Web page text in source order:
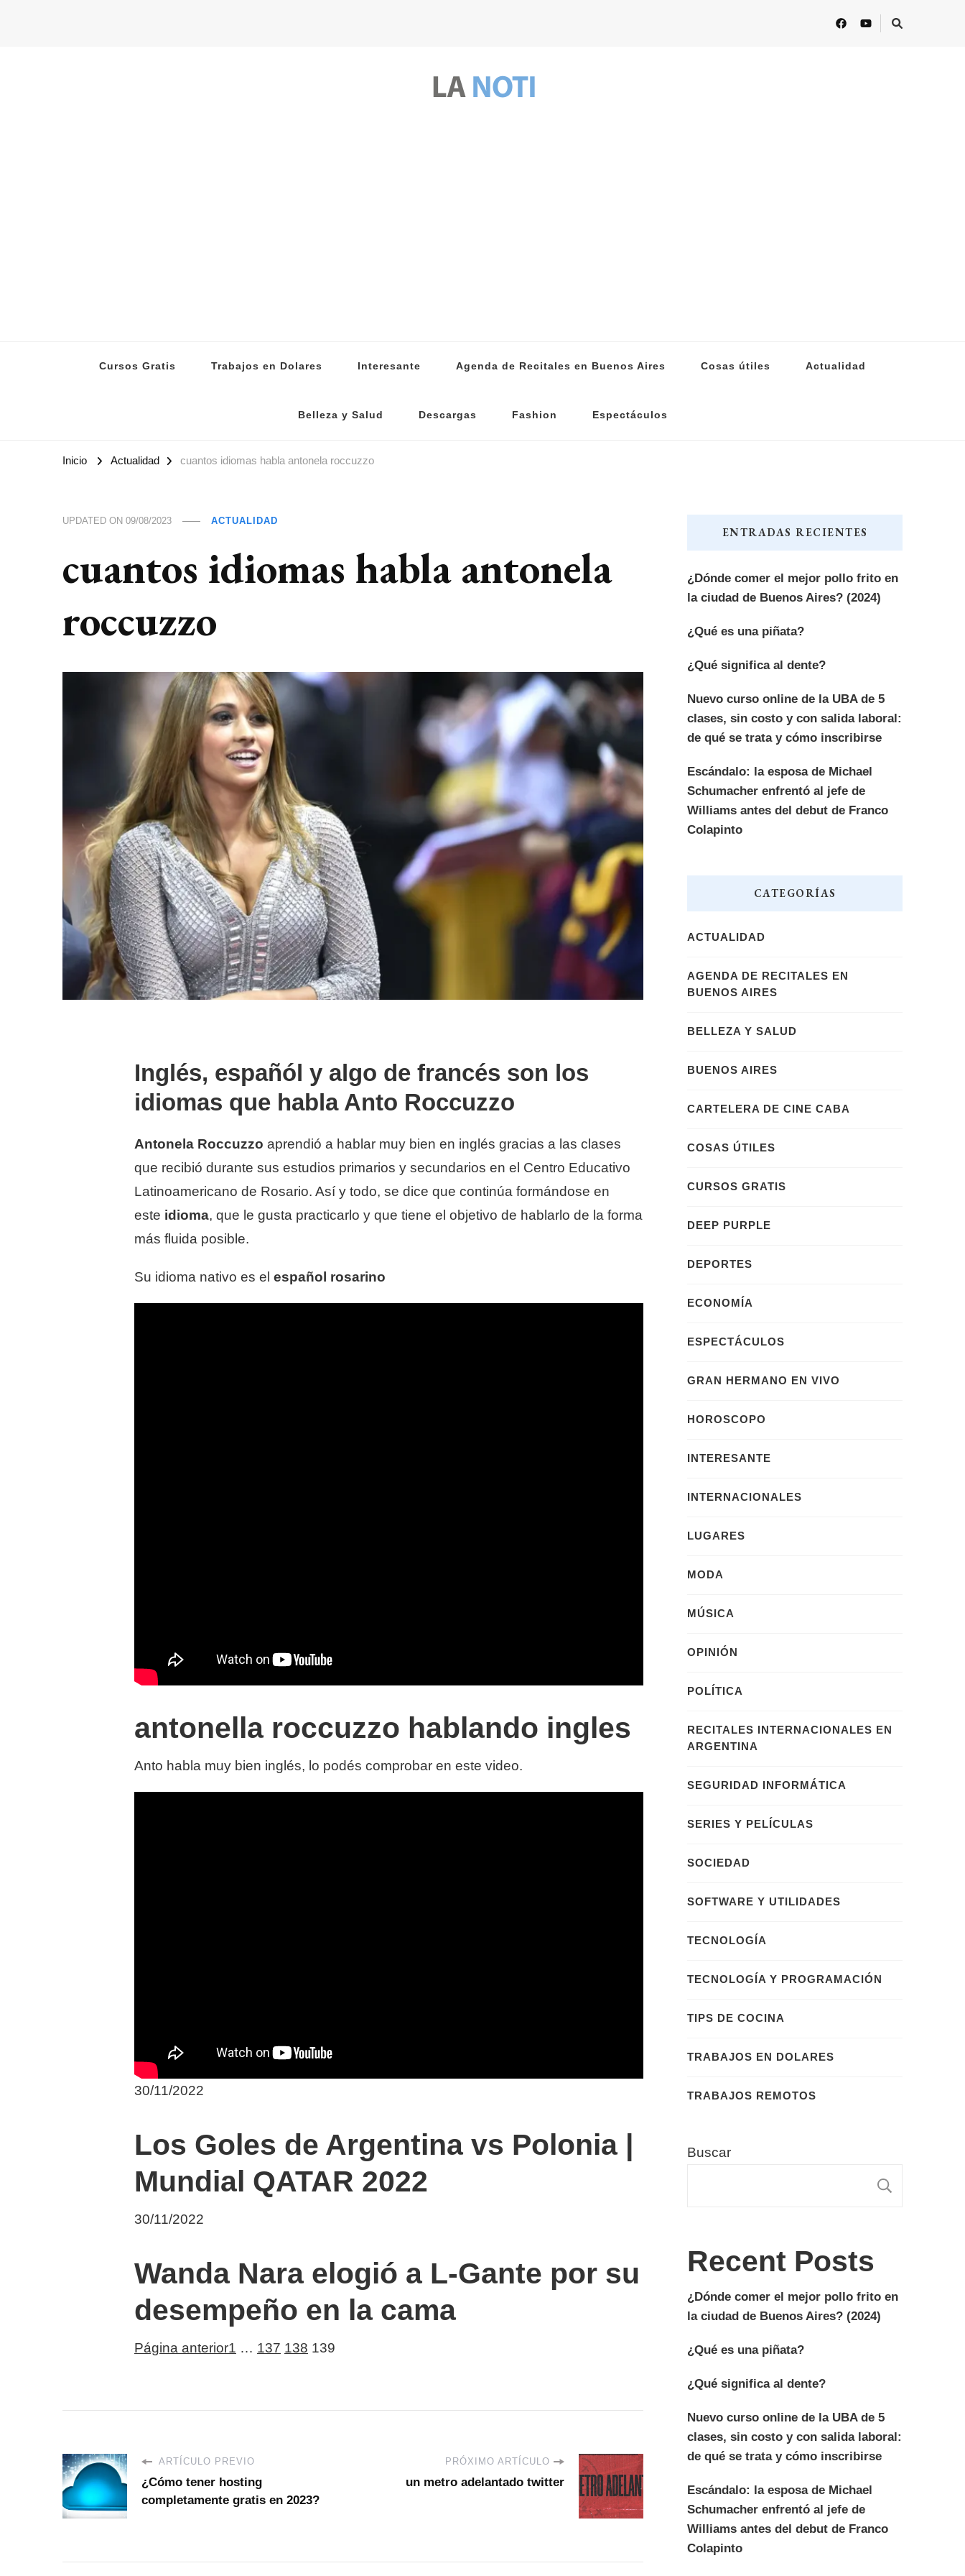
Cursos Gratis Trabajos en Dolares Interesante Agenda de Recitales en Buenos Aires Cosas útiles Actualidad
Belleza y Salud Descargas Fashion Espectáculos
Inicio Actualidad cuantos idiomas habla antonela roccuzzo
UPDATED ON 09/08/2023 ACTUALIDAD
cuantos idiomas habla antonela
roccuzzo
Inglés, españól y algo de francés son los
idiomas que habla Anto Roccuzzo
Antonela Roccuzzo aprendió a hablar muy bien en inglés gracias a las clases
que recibió durante sus estudios primarios y secundarios en el Centro Educativo
Latinoamericano de Rosario. Así y todo, se dice que continúa formándose en
este idioma, que le gusta practicarlo y que tiene el objetivo de hablarlo de la forma
más fluida posible.
Su idioma nativo es el español rosarino
antonella roccuzzo hablando ingles
Anto habla muy bien inglés, lo podés comprobar en este video.
30/11/2022
Los Goles de Argentina vs Polonia |
Mundial QATAR 2022
30/11/2022
Wanda Nara elogió a L-Gante por su
desempeño en la cama
Página anterior1 … 137 138 139
ARTÍCULO PREVIO
¿Cómo tener hosting
completamente gratis en 2023?
PRÓXIMO ARTÍCULO
un metro adelantado twitter
ENTRADAS RECIENTES
¿Dónde comer el mejor pollo frito en
la ciudad de Buenos Aires? (2024)
¿Qué es una piñata?
¿Qué significa al dente?
Nuevo curso online de la UBA de 5
clases, sin costo y con salida laboral:
de qué se trata y cómo inscribirse
Escándalo: la esposa de Michael
Schumacher enfrentó al jefe de
Williams antes del debut de Franco
Colapinto
CATEGORÍAS
ACTUALIDAD
AGENDA DE RECITALES EN
BUENOS AIRES
BELLEZA Y SALUD
BUENOS AIRES
CARTELERA DE CINE CABA
COSAS ÚTILES
CURSOS GRATIS
DEEP PURPLE
DEPORTES
ECONOMÍA
ESPECTÁCULOS
GRAN HERMANO EN VIVO
HOROSCOPO
INTERESANTE
INTERNACIONALES
LUGARES
MODA
MÚSICA
OPINIÓN
POLÍTICA
RECITALES INTERNACIONALES EN
ARGENTINA
SEGURIDAD INFORMÁTICA
SERIES Y PELÍCULAS
SOCIEDAD
SOFTWARE Y UTILIDADES
TECNOLOGÍA
TECNOLOGÍA Y PROGRAMACIÓN
TIPS DE COCINA
TRABAJOS EN DOLARES
TRABAJOS REMOTOS
Buscar
Recent Posts
¿Dónde comer el mejor pollo frito en
la ciudad de Buenos Aires? (2024)
¿Qué es una piñata?
¿Qué significa al dente?
Nuevo curso online de la UBA de 5
clases, sin costo y con salida laboral:
de qué se trata y cómo inscribirse
Escándalo: la esposa de Michael
Schumacher enfrentó al jefe de
Williams antes del debut de Franco
Colapinto